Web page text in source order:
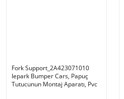
Fork Support_2A423071010
Iepark Bumper Cars, Papuç
Tutucunun Montaj Aparatı, Pvc